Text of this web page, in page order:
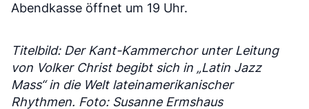
Abendkasse öffnet um 19 Uhr.
Titelbild: Der Kant-Kammerchor unter Leitung
von Volker Christ begibt sich in „Latin Jazz
Mass“ in die Welt lateinamerikanischer
Rhythmen. Foto: Susanne Ermshaus